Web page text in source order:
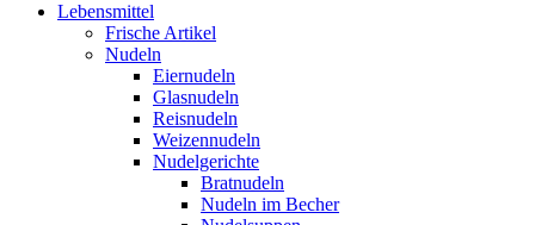
Lebensmittel
Frische Artikel
Nudeln
Eiernudeln
Glasnudeln
Reisnudeln
Weizennudeln
Nudelgerichte
Bratnudeln
Nudeln im Becher